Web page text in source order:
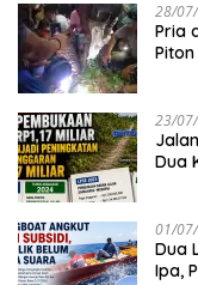
28/
Pria
23/
Dua
01/
Dua
Ipa,